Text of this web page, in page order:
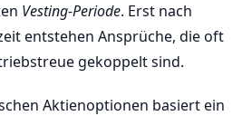
Vesting-Periode. Erst nach
entstehen Ansprüche, die oft
gekoppelt sind.
Aktienoptionen basiert ein